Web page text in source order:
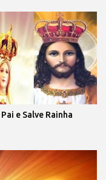
e Salve Rainha